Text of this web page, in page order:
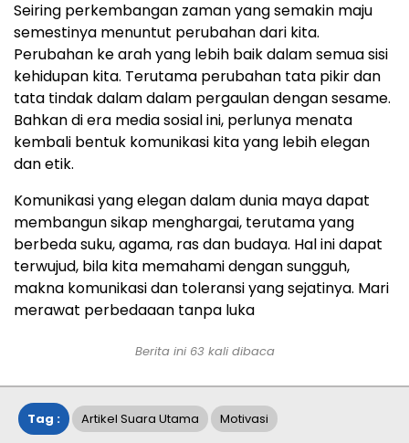
Seiring perkembangan zaman yang semakin maju
semestinya menuntut perubahan dari kita.
Perubahan ke arah yang lebih baik dalam semua sisi
kehidupan kita. Terutama perubahan tata pikir dan
tata tindak dalam dalam pergaulan dengan sesame.
Bahkan di era media sosial ini, perlunya menata
kembali bentuk komunikasi kita yang lebih elegan
dan etik.
Komunikasi yang elegan dalam dunia maya dapat
membangun sikap menghargai, terutama yang
berbeda suku, agama, ras dan budaya. Hal ini dapat
terwujud, bila kita memahami dengan sungguh,
makna komunikasi dan toleransi yang sejatinya. Mari
merawat perbedaaan tanpa luka
Berita ini 63kali dibaca
Tag : Artikel Suara Utama Motivasi